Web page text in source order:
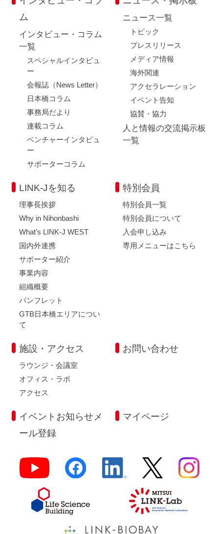
ム
インタビュー・コラム
一覧
スペシャルインタビュ
ー
会報誌（News Letter）
日本橋コラム
事務局だより
連載コラム
ベンチャーインタビュ
ー
サポーターコラム
ニュース一覧
トピック
プレスリリース
メディア情報
海外関連
アクセラレーション
イベント告知
協賛・協力
人と情報の交流掲示板
一覧
LINK-Jを知る
理事長挨拶
Why in Nihonbashi
What’s LINK-J WEST
国内外連携
サポーター紹介
事業内容
組織概要
パンフレット
GTB日本橋エリアについ
て
特別会員
特別会員一覧
特別会員について
入会申し込み
専用メニューはこちら
施設・アクセス
ラウンジ・会議室
オフィス・ラボ
アクセス
お問い合わせ
イベントお知らせメ
ール登録
マイページ